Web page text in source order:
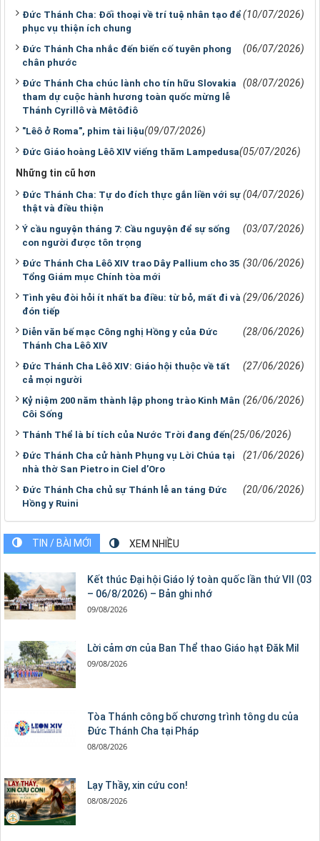
Đức Thánh Cha: Đối thoại về trí tuệ nhân tạo để
phục vụ thiện ích chung
(10/07/2026)
Đức Thánh Cha nhắc đến biến cố tuyên phong
chân phước
(06/07/2026)
Đức Thánh Cha chúc lành cho tín hữu Slovakia
tham dự cuộc hành hương toàn quốc mừng lễ
Thánh Cyrillô và Mêtôđiô
(08/07/2026)
"Lêô ở Roma", phim tài liệu(09/07/2026)
Đức Giáo hoàng Lêô XIV viếng thăm Lampedusa(05/07/2026)
Những tin cũ hơn
Đức Thánh Cha: Tự do đích thực gắn liền với sự
thật và điều thiện
(04/07/2026)
Ý cầu nguyện tháng 7: Cầu nguyện để sự sống
con người được tôn trọng
(03/07/2026)
Đức Thánh Cha Lêô XIV trao Dây Pallium cho 35
Tổng Giám mục Chính tòa mới
(30/06/2026)
Tình yêu đòi hỏi ít nhất ba điều: từ bỏ, mất đi và
đón tiếp
(29/06/2026)
Diễn văn bế mạc Công nghị Hồng y của Đức
Thánh Cha Lêô XIV
(28/06/2026)
Đức Thánh Cha Lêô XIV: Giáo hội thuộc về tất
cả mọi người
(27/06/2026)
Kỷ niệm 200 năm thành lập phong trào Kinh Mân
Côi Sống
(26/06/2026)
Thánh Thể là bí tích của Nước Trời đang đến(25/06/2026)
Đức Thánh Cha cử hành Phụng vụ Lời Chúa tại
nhà thờ San Pietro in Ciel d’Oro
(21/06/2026)
Đức Thánh Cha chủ sự Thánh lễ an táng Đức
Hồng y Ruini
(20/06/2026)
TIN / BÀI MỚI XEM NHIỀU
Kết thúc Đại hội Giáo lý toàn quốc lần thứ VII (03
– 06/8/2026) – Bản ghi nhớ
09/08/2026
Lời cảm ơn của Ban Thể thao Giáo hạt Đăk Mil
09/08/2026
Tòa Thánh công bố chương trình tông du của
Đức Thánh Cha tại Pháp
08/08/2026
Lạy Thầy, xin cứu con!
08/08/2026